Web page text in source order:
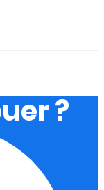
?